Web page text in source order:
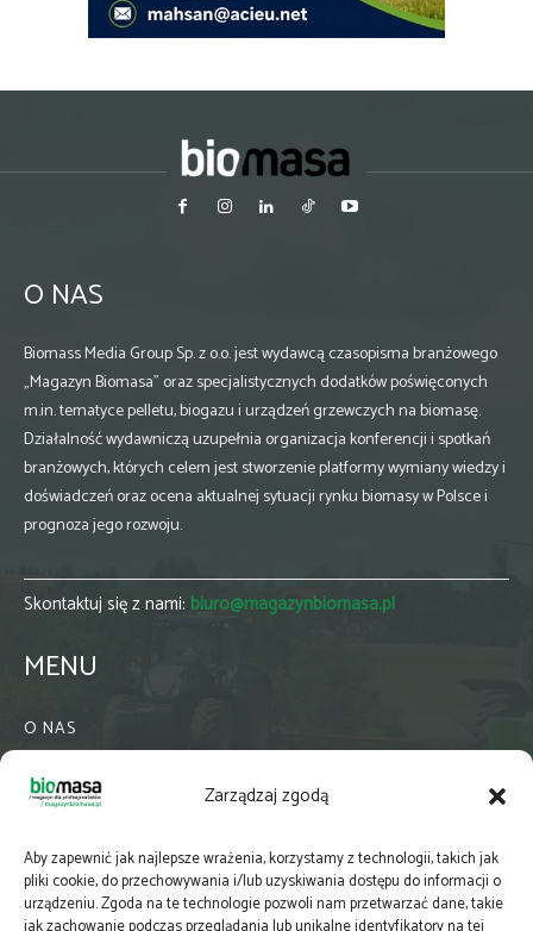
Zarządzaj zgodą
Aby zapewnić jak najlepsze wrażenia, korzystamy z technologii, takich jak
pliki cookie, do przechowywania i/lub uzyskiwania dostępu do informacji o
urządzeniu. Zgoda na te technologie pozwoli nam przetwarzać dane, takie
O NAS
Biomass Media Group Sp. z o.o. jest wydawcą czasopisma branżowego
„Magazyn Biomasa” oraz specjalistycznych dodatków poświęconych
m.in. tematyce pelletu, biogazu i urządzeń grzewczych na biomasę.
Działalność wydawniczą uzupełnia organizacja konferencji i spotkań
branżowych, których celem jest stworzenie platformy wymiany wiedzy i
doświadczeń oraz ocena aktualnej sytuacji rynku biomasy w Polsce i
prognoza jego rozwoju.
Skontaktuj się z nami: biuro@magazynbiomasa.pl
MENU
O NAS
WSPÓŁPRACA
PRENUMERATA
NEWSLETTER